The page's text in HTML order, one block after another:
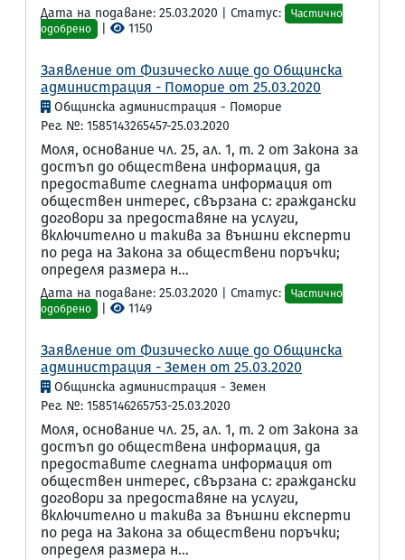
Дата на подаване: 25.03.2020 | Статус:
Частично
одобрено
1150
Заявление от Физическо лице до Общинска
администрация - Поморие от 25.03.2020
Общинска администрация - Поморие
Рег. №: 1585143265457-25.03.2020
Моля, основание чл. 25, ал. 1, т. 2 от Закона за
достъп до обществена информация, да
предоставите следната информация от
обществен интерес, свързана с: граждански
договори за предоставяне на услуги,
включително и такива за външни експерти
по реда на Закона за обществени поръчки;
определя размера н...
Дата на подаване: 25.03.2020 | Статус:
Частично
одобрено
1149
Заявление от Физическо лице до Общинска
администрация - Земен от 25.03.2020
Общинска администрация - Земен
Рег. №: 1585146265753-25.03.2020
Моля, основание чл. 25, ал. 1, т. 2 от Закона за
достъп до обществена информация, да
предоставите следната информация от
обществен интерес, свързана с: граждански
договори за предоставяне на услуги,
включително и такива за външни експерти
по реда на Закона за обществени поръчки;
определя размера н...